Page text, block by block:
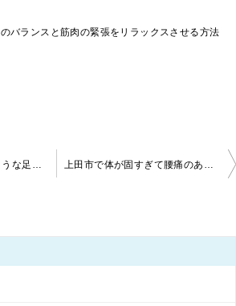
バランスと筋肉の緊張をリラックスさせる方法